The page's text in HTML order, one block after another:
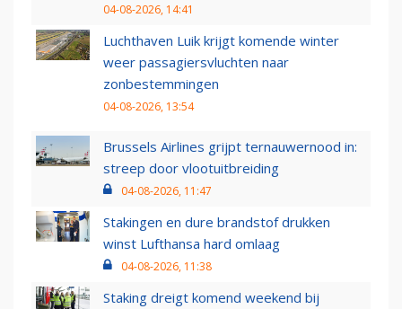
04-08-2026, 14:41
Luchthaven Luik krijgt komende winter
weer passagiersvluchten naar
zonbestemmingen
04-08-2026, 13:54
Brussels Airlines grijpt ternauwernood in:
streep door vlootuitbreiding
04-08-2026, 11:47
Stakingen en dure brandstof drukken
winst Lufthansa hard omlaag
04-08-2026, 11:38
Staking dreigt komend weekend bij